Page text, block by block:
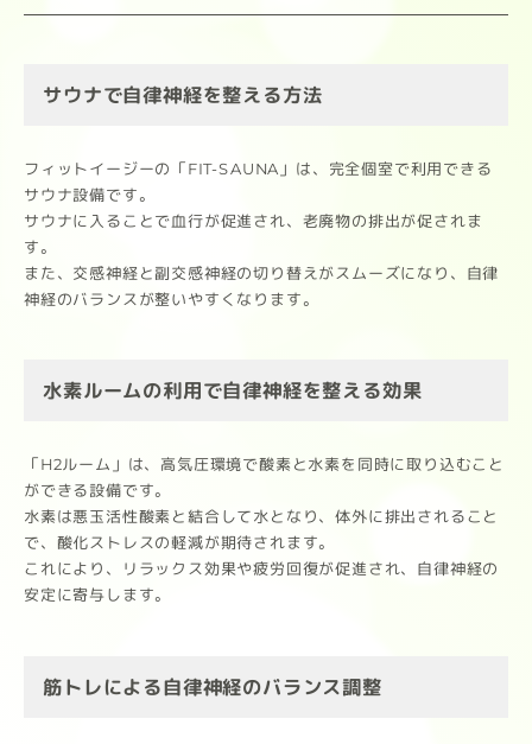
サウナで自律神経を整える方法
フィットイージーの「FIT-SAUNA」は、完全個室で利用できる
サウナ設備です。
サウナに入ることで血行が促進され、老廃物の排出が促されま
す。
また、交感神経と副交感神経の切り替えがスムーズになり、自律
神経のバランスが整いやすくなります。
水素ルームの利用で自律神経を整える効果
「H2ルーム」は、高気圧環境で酸素と水素を同時に取り込むこと
ができる設備です。
水素は悪玉活性酸素と結合して水となり、体外に排出されること
で、酸化ストレスの軽減が期待されます。
これにより、リラックス効果や疲労回復が促進され、自律神経の
安定に寄与します。
筋トレによる自律神経のバランス調整